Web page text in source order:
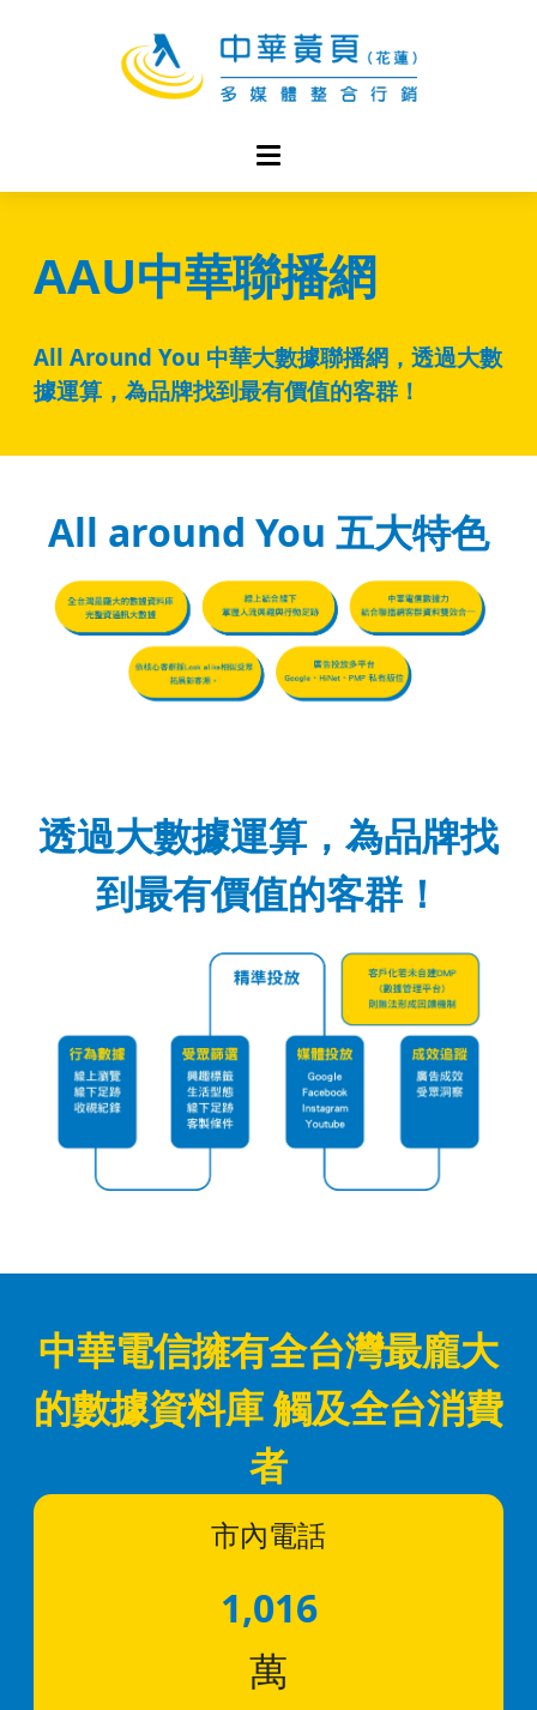
AAU中華聯播網
All Around You 中華大數據聯播網，透過大數
據運算，為品牌找到最有價值的客群！
All around You 五大特色
透過大數據運算，為品牌找
到最有價值的客群！
中華電信擁有全台灣最龐大
的數據資料庫 觸及全台消費
者
市內電話
1,016
萬